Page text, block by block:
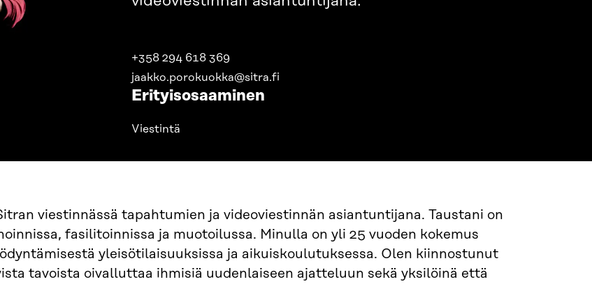
+358 294 618 369
jaakko.porokuokka@sitra.fi
Erityisosaaminen
Viestintä
viestinnässä tapahtumien ja videoviestinnän asiantuntijana. Taustani on
fasilitoinnissa ja muotoilussa. Minulla on yli 25 vuoden kokemus
yleisötilaisuuksissa ja aikuiskoulutuksessa. Olen kiinnostunut
tavoista oivalluttaa ihmisiä uudenlaiseen ajatteluun sekä yksilöinä että